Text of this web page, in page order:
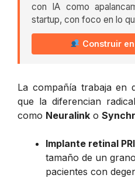
con IA como
startup, con foco en lo
Construir
La compañía trabaja en
que la diferencian
como Neuralink o
Implante retinal
tamaño de un
pacientes con